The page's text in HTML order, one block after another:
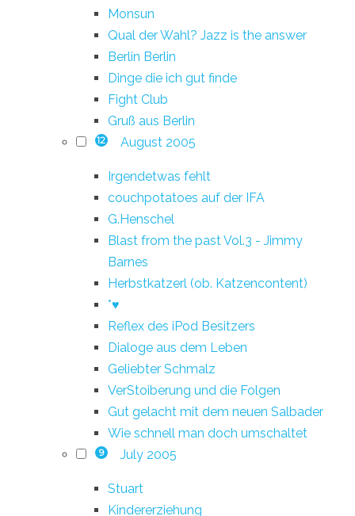
Monsun
Qual der Wahl? Jazz is the answer
Berlin Berlin
Dinge die ich gut finde
Fight Club
Gruß aus Berlin
12 August 2005
Irgendetwas fehlt
couchpotatoes auf der IFA
G.Henschel
Blast from the past Vol.3 - Jimmy
Barnes
Herbstkatzerl (ob. Katzencontent)
*♥
Reflex des iPod Besitzers
Dialoge aus dem Leben
Geliebter Schmalz
VerStoiberung und die Folgen
Gut gelacht mit dem neuen Salbader
Wie schnell man doch umschaltet
9 July 2005
Stuart
Kindererziehung